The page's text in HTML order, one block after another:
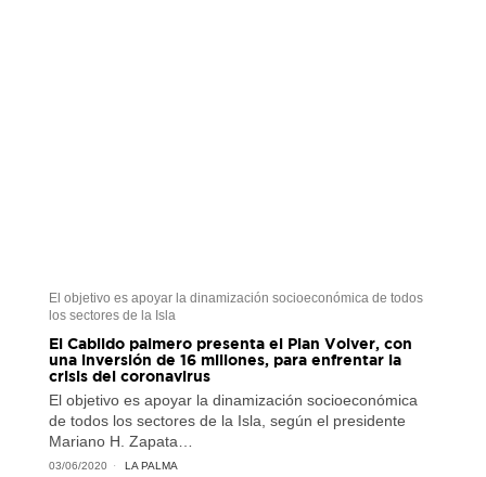
El objetivo es apoyar la dinamización socioeconómica de todos
los sectores de la Isla
El Cabildo palmero presenta el Plan Volver, con
una inversión de 16 millones, para enfrentar la
crisis del coronavirus
El objetivo es apoyar la dinamización socioeconómica
de todos los sectores de la Isla, según el presidente
Mariano H. Zapata…
03/06/2020 LA PALMA